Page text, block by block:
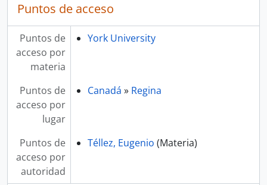
Puntos de acceso
Puntos de
acceso por
materia
York University
Puntos de
acceso por
lugar
Canadá » Regina
Puntos de
acceso por
autoridad
Téllez, Eugenio (Materia)